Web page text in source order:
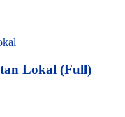
Lokal (Full)